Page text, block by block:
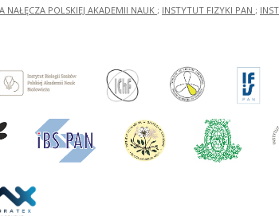
NAŁĘCZA POLSKIEJ AKADEMII NAUK ; INSTYTUT FIZYKI PAN ;